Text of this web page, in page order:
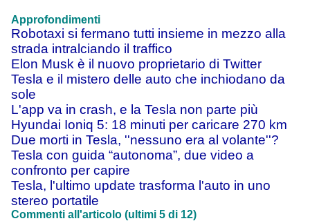
Approfondimenti
Robotaxi si fermano tutti insieme in mezzo alla
strada intralciando il traffico
Elon Musk è il nuovo proprietario di Twitter
Tesla e il mistero delle auto che inchiodano da
sole
L'app va in crash, e la Tesla non parte più
Hyundai Ioniq 5: 18 minuti per caricare 270 km
Due morti in Tesla, ''nessuno era al volante''?
Tesla con guida “autonoma”, due video a
confronto per capire
Tesla, l'ultimo update trasforma l'auto in uno
stereo portatile
Commenti all'articolo (ultimi 5 di 12)